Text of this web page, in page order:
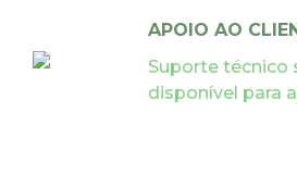
APOIO AO
Suporte técnico
disponível para